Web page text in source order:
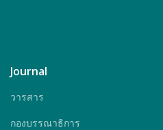
Journal
วารสาร
กองบรรณาธิการ